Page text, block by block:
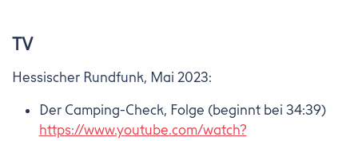
TV
Hessischer Rundfunk, Mai 2023:
Der Camping-Check, Folge (beginnt bei 34:39)
https://www.youtube.com/watch?